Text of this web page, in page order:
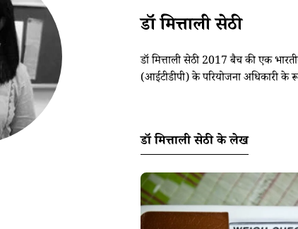
डॉ मित्ताली सेठी
डॉ मित्ताली सेठी 2017 बैच की एक
(आईटीडीपी) के परियोजना अधिकारी के
डॉ मित्ताली सेठी के लेख